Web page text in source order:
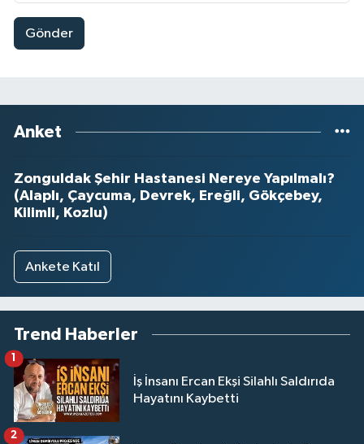
Gönder
Anket
Zonguldak Şehir Hastanesi Nereye Yapılmalı?
(Alaplı, Çaycuma, Devrek, Ereğli, Gökçebey,
Kilimli, Kozlu)
Ankete Katıl
Trend Haberler
İş İnsanı Ercan Ekşi Silahlı Saldırıda
Hayatını Kaybetti
1
2